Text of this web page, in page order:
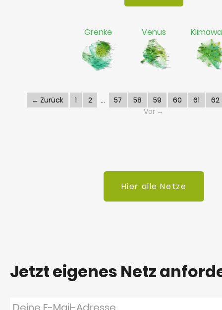
Grenke Venus
← Zurück 1 2 57 58 59 60 61
62
Vor →
Hier alle Netze
Jetzt eigenes Netz